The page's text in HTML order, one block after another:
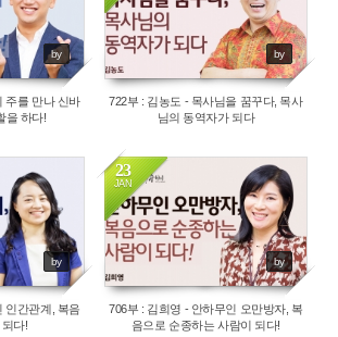
by
주를 만나 신바
을 하다!
by
722부 : 김농도 - 목사님을 꿈꾸다, 목사
님의 동역자가 되다
by
인간관계, 복음
되다!
23
JAN
by
2040
706부 : 김희영 - 안하무인 오만방자, 복
음으로 순종하는 사람이 되다!